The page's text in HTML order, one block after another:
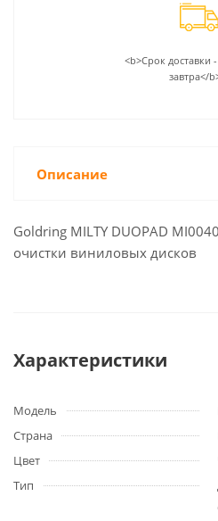
<b>Срок доставки
завтра</
Описание
Goldring MILTY DUOPAD
очистки виниловых дисков
Характеристики
Модель
Страна
Цвет
Тип